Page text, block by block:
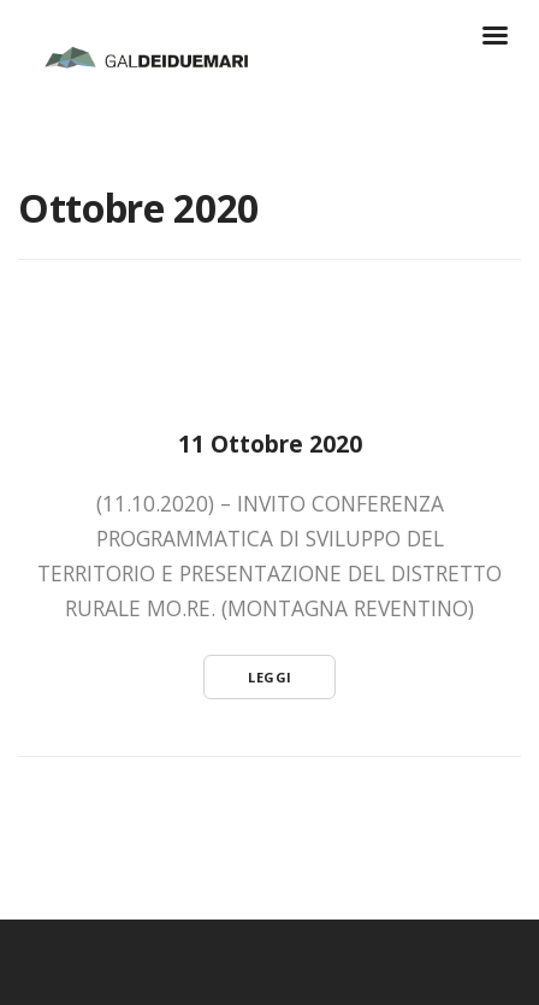
Ottobre 2020
11 Ottobre 2020
(11.10.2020) – INVITO CONFERENZA
PROGRAMMATICA DI SVILUPPO DEL
TERRITORIO E PRESENTAZIONE DEL DISTRETTO
RURALE MO.RE. (MONTAGNA REVENTINO)
LEGGI